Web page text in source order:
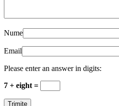
Nume
Email
Please enter an answer in digits:
7 + eight =